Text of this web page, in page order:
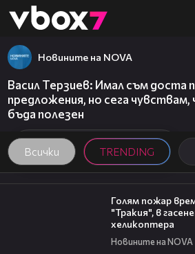
👾
Всички TRENDING
Новините на NOVA
Васил Терзиев: Имал съм доста
предложения, но сега чувствам,
бъда полезен
03:06
Голям пожар
"Тракия", в
хеликоптера
Новините на NOVA